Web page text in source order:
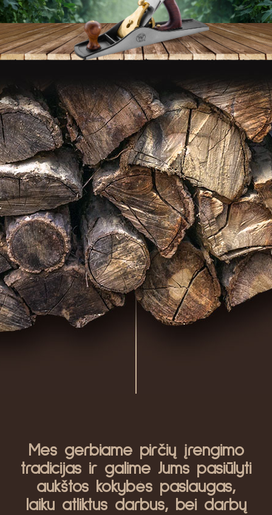
Mes gerbiame pirčių įrengimo
tradicijas ir galime Jums pasiūlyti
aukštos kokybės paslaugas,
laiku atliktus darbus, bei darbų